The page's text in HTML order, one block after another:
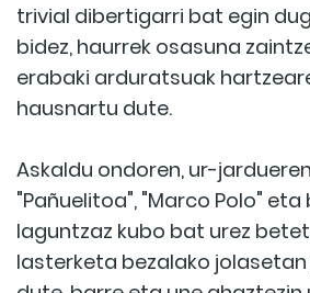
trivial dibertigarri bat egin
bidez, haurrek osasuna
erabaki arduratsuak
hausnartu dute.
Askaldu ondoren, ur-
"Pañuelitoa", "Marco Polo"
laguntzaz kubo bat urez
lasterketa bezalako